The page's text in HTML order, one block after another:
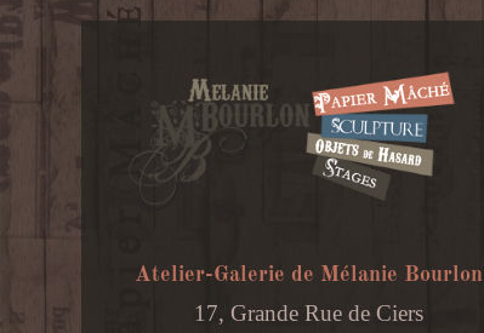
Atelier-Galerie de Mélanie Bourlon
17, Grande Rue de Ciers